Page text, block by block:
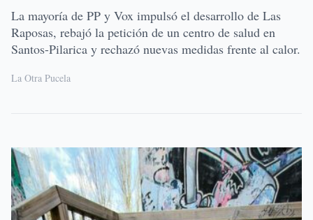
La mayoría de PP y Vox impulsó el desarrollo de Las
Raposas, rebajó la petición de un centro de salud en
Santos-Pilarica y rechazó nuevas medidas frente al calor.
La Otra Pucela